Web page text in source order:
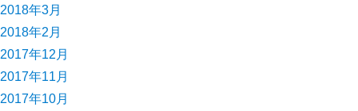
2018年3月
2018年2月
2017年12月
2017年11月
2017年10月